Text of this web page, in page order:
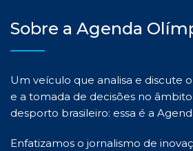
Sobre a Agenda
Um veículo que analisa e discute
e a tomada de decisões no
desporto brasileiro: essa é a
Enfatizamos o jornalismo de